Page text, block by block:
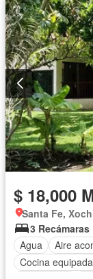
$ 18,000
Santa Fe,
3 Recámaras
Agua
Aire
Cocina equipada